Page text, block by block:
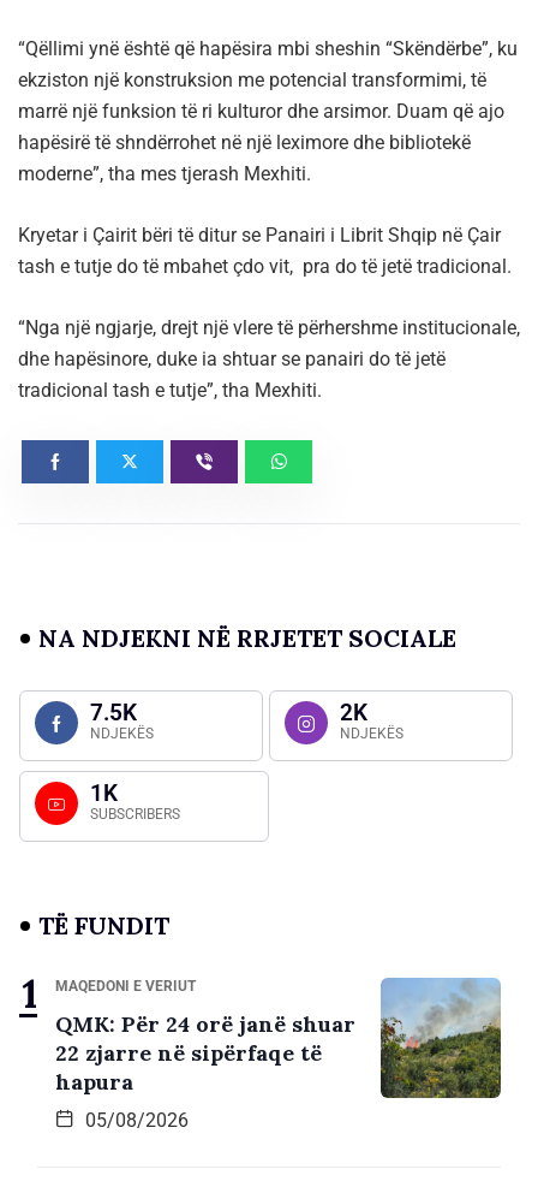
“Qëllimi ynë është që hapësira mbi sheshin “Skëndërbe”, ku
ekziston një konstruksion me potencial transformimi, të
marrë një funksion të ri kulturor dhe arsimor. Duam që ajo
hapësirë të shndërrohet në një leximore dhe bibliotekë
moderne”, tha mes tjerash Mexhiti.
Kryetar i Çairit bëri të ditur se Panairi i Librit Shqip në Çair
tash e tutje do të mbahet çdo vit, pra do të jetë tradicional.
“Nga një ngjarje, drejt një vlere të përhershme institucionale,
dhe hapësinore, duke ia shtuar se panairi do të jetë
tradicional tash e tutje”, tha Mexhiti.
NA NDJEKNI NË RRJETET SOCIALE
7.5K
NDJEKËS
2K
NDJEKËS
1K
SUBSCRIBERS
TË FUNDIT
MAQEDONI E VERIUT
QMK: Për 24 orë janë shuar
22 zjarre në sipërfaqe të
hapura
05/08/2026